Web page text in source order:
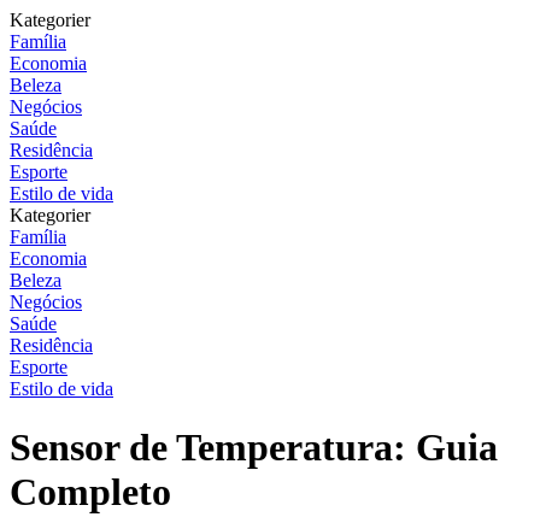
Kategorier
Família
Economia
Beleza
Negócios
Saúde
Residência
Esporte
Estilo de vida
Kategorier
Família
Economia
Beleza
Negócios
Saúde
Residência
Esporte
Estilo de vida
Sensor de Temperatura: Guia
Completo